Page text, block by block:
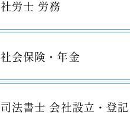
社労士 労務
社会保険・年金
司法書士 会社設立・登記